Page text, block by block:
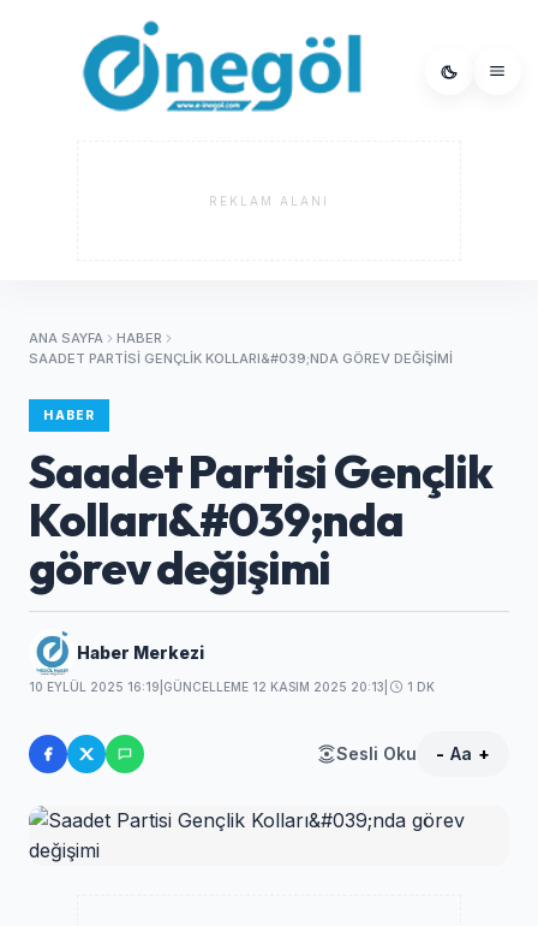
REKLAM ALANI
ANA SAYFA
HABER
SAADET PARTISI GENÇLIK KOLLARI&#039;NDA GÖREV DEĞIŞIMI
HABER
Saadet Partisi Gençlik
Kolları&#039;nda
görev değişimi
Haber Merkezi
10 EYLÜL 2025 16:19 GÜNCELLEME 12 KASIM 2025 20:13 1 DK
Sesli Oku - Aa +